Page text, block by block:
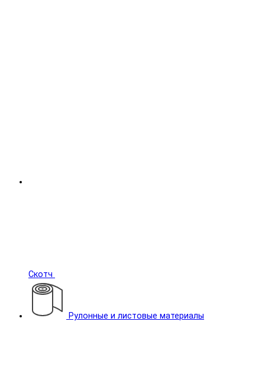
Скотч
Рулонные и листовые материалы